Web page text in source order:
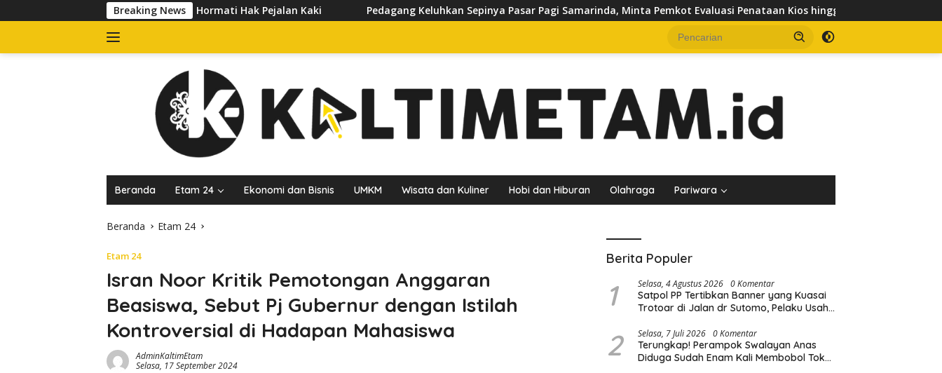
ke
Breaking News
Diingatkan Hormati Hak Pejalan Kaki Pedagang Keluhkan Sepinya Pasar Pagi Samarinda, Minta Pemkot Evaluasi Penataan Kios hingga Tarif Retribusi
Beranda Etam 24 Ekonomi dan Bisnis UMKM Wisata dan Kuliner Hobi dan Hiburan Olahraga Pariwara
Beranda Etam 24
Etam 24
Isran Noor Kritik Pemotongan Anggaran
Beasiswa, Sebut Pj Gubernur dengan Istilah
Kontroversial di Hadapan Mahasiswa
AdminKaltimEtam
Selasa, 17 September 2024
Berita Populer
1 Selasa, 4 Agustus 2026 0 Komentar
Satpol PP Tertibkan Banner yang Kuasai
Trotoar di Jalan dr Sutomo, Pelaku Usaha
2 Selasa, 7 Juli 2026 0 Komentar
Terungkap! Perampok Swalayan Anas
Diduga Sudah Enam Kali Membobol Toko